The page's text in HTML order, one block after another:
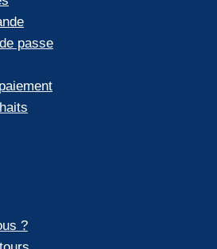
passe
?